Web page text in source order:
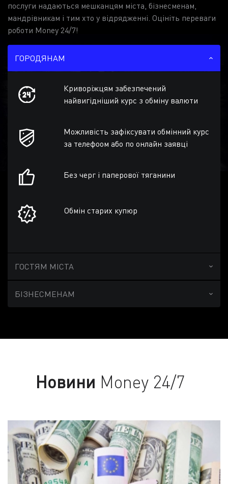
послуги надаються мешканцям міста, бізнесменам,
мандрівникам і тим хто у відрядженні. Оцініть переваги
роботи Money 24/7!
ГОРОДЯНАМ
Криворіжцям забезпечений
найвигідніший курс з обміну валюти
Можливість зафіксувати обмінний курс
за телефоом або по онлайн заявці
Без черг і паперової тяганини
Обмін старих купюр
ГОСТЯМ МІСТА
БІЗНЕСМЕНАМ
Новини Money 24/7